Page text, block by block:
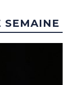
SEMAINE